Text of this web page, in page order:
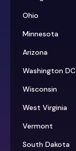
Ohio
Minnesota
Arizona
Washington DC
Wisconsin
West Virginia
Vermont
South Dakota